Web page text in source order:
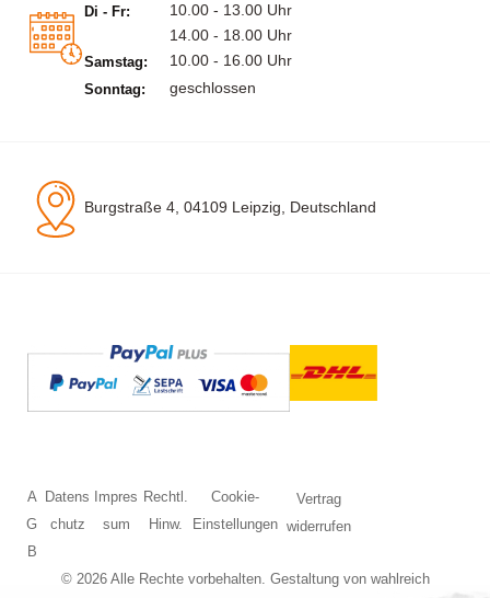
Di - Fr:
10.00 - 13.00 Uhr
14.00 - 18.00 Uhr
Samstag: 10.00 - 16.00 Uhr
Sonntag: geschlossen
Burgstraße 4, 04109 Leipzig, Deutschland
© 2026 Alle Rechte vorbehalten. Gestaltung von wahlreich
A
G
B
Datens
chutz
Impres
sum
Rechtl.
Hinw.
Cookie-
Einstellungen
Vertrag
widerrufen